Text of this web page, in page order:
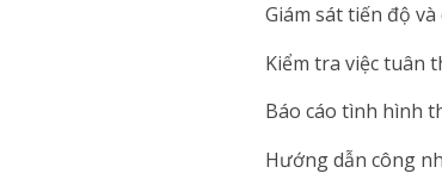
Giám sát tiến độ
Kiểm tra việc tuân
Báo cáo tình hình
Hướng dẫn công